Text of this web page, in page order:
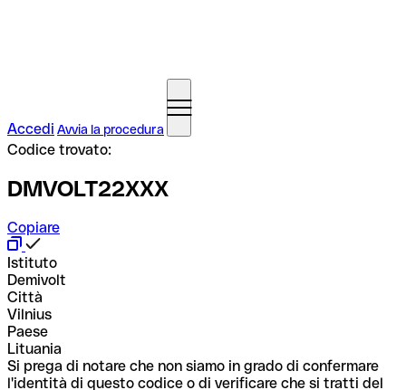
Accedi Avvia la procedura
Codice trovato:
DMVOLT22XXX
Copiare
Istituto
Demivolt
Città
Vilnius
Paese
Lituania
Si prega di notare che non siamo in grado di confermare
l'identità di questo codice o di verificare che si tratti del